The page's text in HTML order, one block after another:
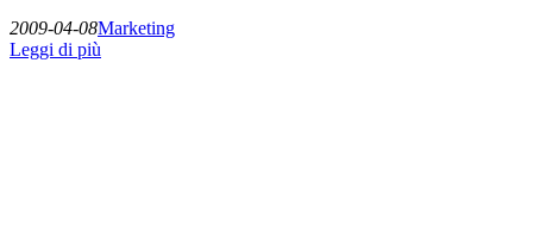
2009-04-08Marketing
Leggi di più